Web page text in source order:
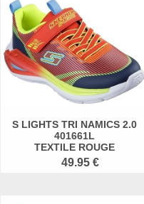
S LIGHTS TRI NAMICS 2.0
401661L
TEXTILE ROUGE
49.95 €